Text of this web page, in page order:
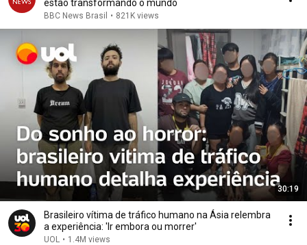
estão transformando o mundo
BBC News Brasil • 821K views
30:19
Brasileiro vítima de tráfico humano na Ásia relembra
a experiência: 'Ir embora ou morrer'
UOL • 1.4M views